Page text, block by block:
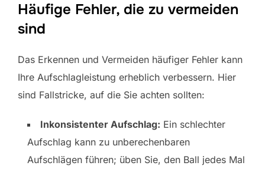
Häufige Fehler, die zu vermeiden
sind
Das Erkennen und Vermeiden häufiger Fehler kann
Ihre Aufschlagleistung erheblich verbessern. Hier
sind Fallstricke, auf die Sie achten sollten:
Inkonsistenter Aufschlag: Ein schlechter
Aufschlag kann zu unberechenbaren
Aufschlägen führen; üben Sie, den Ball jedes Mal